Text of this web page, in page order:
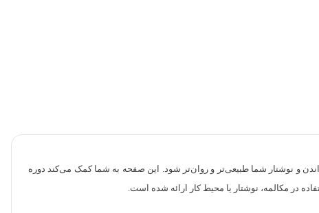
و نوشتار شما طبیعی‌تر و روان‌تر شود. این صفحه به شما کمک می‌کند دوره
در مکالمه، نوشتار یا محیط کار ارائه شده است.